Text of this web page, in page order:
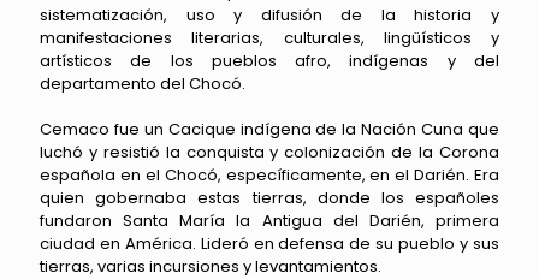
sistematización, uso y difusión de la historia y
manifestaciones literarias, culturales, lingüísticos y
artísticos de los pueblos afro, indígenas y del
departamento del Chocó.
Cemaco fue un Cacique indígena de la Nación Cuna que
luchó y resistió la conquista y colonización de la Corona
española en el Chocó, específicamente, en el Darién. Era
quien gobernaba estas tierras, donde los españoles
fundaron Santa María la Antigua del Darién, primera
ciudad en América. Lideró en defensa de su pueblo y sus
tierras, varias incursiones y levantamientos.